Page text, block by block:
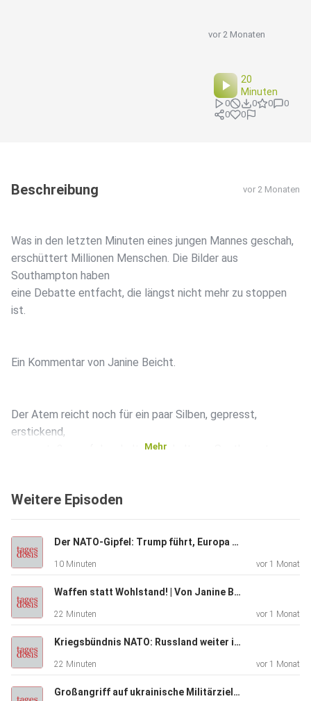
vor 2 Monaten
20
Minuten
0 0 0
0
0
0
Beschreibung vor 2 Monaten
Was in den letzten Minuten eines jungen Mannes geschah,
erschüttert Millionen Menschen. Die Bilder aus
Southampton haben
eine Debatte entfacht, die längst nicht mehr zu stoppen
ist.
Ein Kommentar von Janine Beicht.
Der Atem reicht noch für ein paar Silben, gepresst,
erstickend,
ausgestoßen auf dem kalten Asphalt von Southampton.
Student
„I can’t breathe.“
einer
eisigen, bürokratischen Arroganz, die das gesamte
Wertesystem in den Abgrund reißt. Man glaubt dem
Mehr
Weitere Episoden
Der NATO-Gipfel: Trump führt, Europa folgt | Von Rainer Rupp
10 Minuten vor 1 Monat
Waffen statt Wohlstand! | Von Janine Beicht
22 Minuten vor 1 Monat
Kriegsbündnis NATO: Russland weiter im Visier | Von Tilo Gräser
22 Minuten vor 1 Monat
Großangriff auf ukrainische Militärziele | Von Thomas Röper